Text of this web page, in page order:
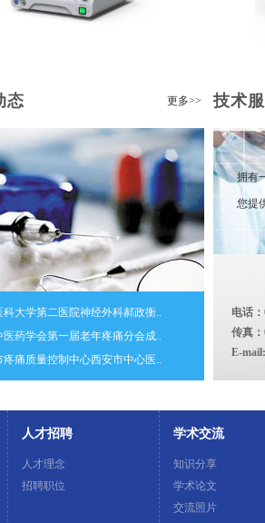
态 更多>>
科大学第二医院神经外科郝政衡..
医药学会第一届老年疼痛分会成..
疼痛质量控制中心西安市中心医..
技术
拥有
您提
电话：
传真：
E-
人才招聘
人才理念
招聘职位
学术交流
知识分享
学术论文
交流照片